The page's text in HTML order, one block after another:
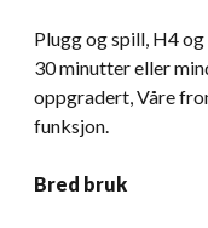
Plugg og spill, H4
30 minutter eller
oppgradert, Våre
funksjon.
Bred bruk